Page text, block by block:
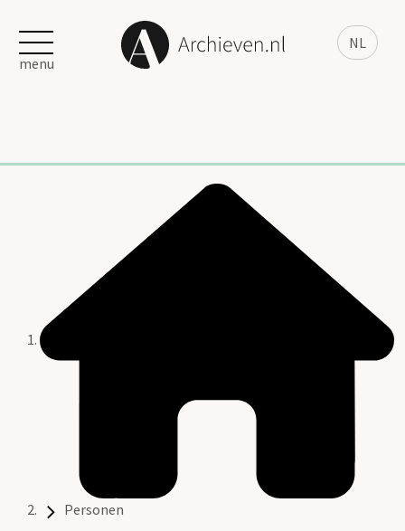
NL
menu
Personen